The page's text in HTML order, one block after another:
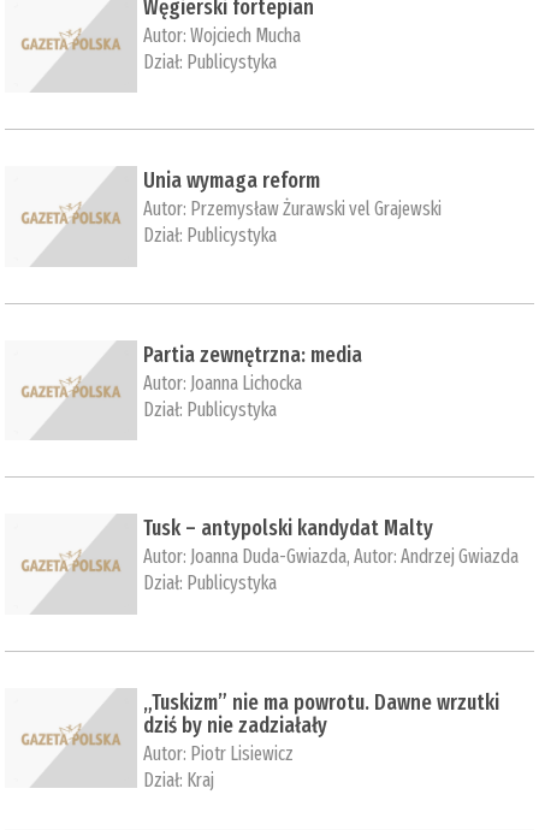
Węgierski fortepian
Autor:Wojciech Mucha
Dział: Publicystyka
Unia wymaga reform
Autor: Przemysław Żurawski vel Grajewski
Dział: Publicystyka
Partia zewnętrzna: media
Autor: Joanna Lichocka
Dział: Publicystyka
Tusk – antypolski kandydat Malty
Autor: Joanna Duda-Gwiazda, Autor:Andrzej Gwiazda
Dział: Publicystyka
„Tuskizm” nie ma powrotu. Dawne wrzutki
dziś by nie zadziałały
Autor: Piotr Lisiewicz
Dział: Kraj